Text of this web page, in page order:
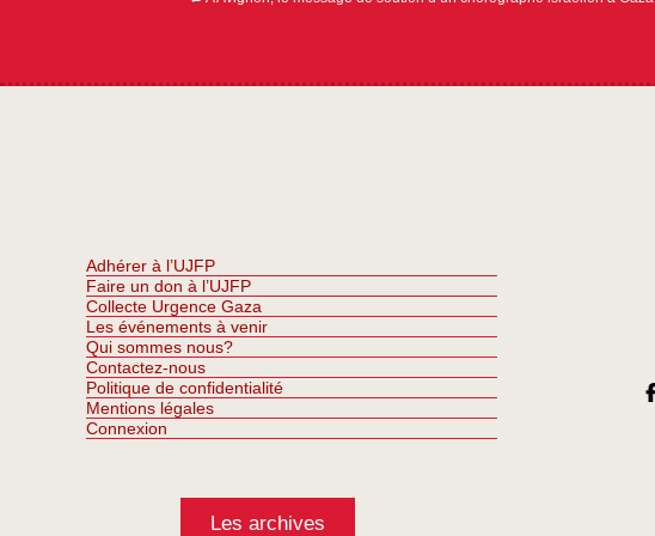
Adhérer à l’UJFP
Faire un don à l’UJFP
Collecte Urgence Gaza
Les événements à venir
Qui sommes nous?
Contactez-nous
Politique de confidentialité
Mentions légales
Connexion
Les archives